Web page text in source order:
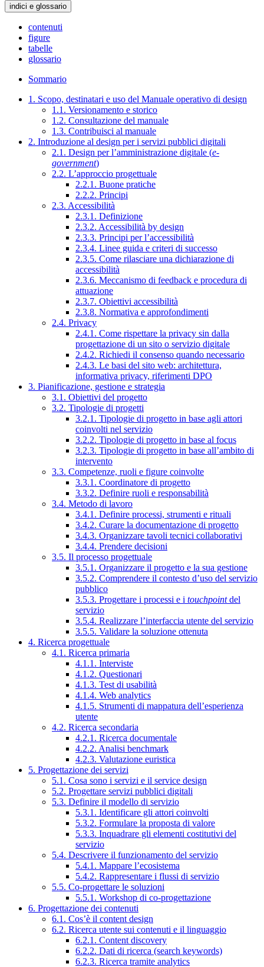
indici e glossario
contenuti
figure
tabelle
glossario
Sommario
1. Scopo, destinatari e uso del Manuale operativo di design
1.1. Versionamento e storico
1.2. Consultazione del manuale
1.3. Contribuisci al manuale
2. Introduzione al design per i servizi pubblici digitali
2.1. Design per l’amministrazione digitale (e-
government)
2.2. L’approccio progettuale
2.2.1. Buone pratiche
2.2.2. Principi
2.3. Accessibilità
2.3.1. Definizione
2.3.2. Accessibilità by design
2.3.3. Principi per l’accessibilità
2.3.4. Linee guida e criteri di successo
2.3.5. Come rilasciare una dichiarazione di
accessibilità
2.3.6. Meccanismo di feedback e procedura di
attuazione
2.3.7. Obiettivi accessibilità
2.3.8. Normativa e approfondimenti
2.4. Privacy
2.4.1. Come rispettare la privacy sin dalla
progettazione di un sito o servizio digitale
2.4.2. Richiedi il consenso quando necessario
2.4.3. Le basi del sito web: architettura,
informativa privacy, riferimenti DPO
3. Pianificazione, gestione e strategia
3.1. Obiettivi del progetto
3.2. Tipologie di progetti
3.2.1. Tipologie di progetto in base agli attori
coinvolti nel servizio
3.2.2. Tipologie di progetto in base al focus
3.2.3. Tipologie di progetto in base all’ambito di
intervento
3.3. Competenze, ruoli e figure coinvolte
3.3.1. Coordinatore di progetto
3.3.2. Definire ruoli e responsabilità
3.4. Metodo di lavoro
3.4.1. Definire processi, strumenti e rituali
3.4.2. Curare la documentazione di progetto
3.4.3. Organizzare tavoli tecnici collaborativi
3.4.4. Prendere decisioni
3.5. Il processo progettuale
3.5.1. Organizzare il progetto e la sua gestione
3.5.2. Comprendere il contesto d’uso del servizio
pubblico
3.5.3. Progettare i processi e i touchpointdel
servizio
3.5.4. Realizzare l’interfaccia utente del servizio
3.5.5. Validare la soluzione ottenuta
4. Ricerca progettuale
4.1. Ricerca primaria
4.1.1. Interviste
4.1.2. Questionari
4.1.3. Test di usabilità
4.1.4. Web analytics
4.1.5. Strumenti di mappatura dell’esperienza
utente
4.2. Ricerca secondaria
4.2.1. Ricerca documentale
4.2.2. Analisi benchmark
4.2.3. Valutazione euristica
5. Progettazione dei servizi
5.1. Cosa sono i servizi e il service design
5.2. Progettare servizi pubblici digitali
5.3. Definire il modello di servizio
5.3.1. Identificare gli attori coinvolti
5.3.2. Formulare la proposta di valore
5.3.3. Inquadrare gli elementi costitutivi del
servizio
5.4. Descrivere il funzionamento del servizio
5.4.1. Mappare l’ecosistema
5.4.2. Rappresentare i flussi di servizio
5.5. Co-progettare le soluzioni
5.5.1. Workshop di co-progettazione
6. Progettazione dei contenuti
6.1. Cos’è il content design
6.2. Ricerca utente sui contenuti e il linguaggio
6.2.1. Content discovery
6.2.2. Dati di ricerca (search keywords)
6.2.3. Ricerca tramite analytics